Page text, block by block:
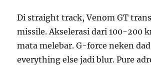
Di straight track, Venom GT
missile. Akselerasi dari 100-200
mata melebar. G-force neken
everything else jadi blur. Pure